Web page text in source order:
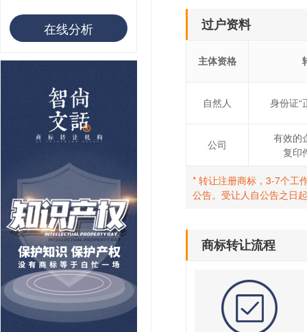
用户 S**19 购买 T***
用户 S**22 购买 茶***
在线分析 过户资料
主体资格
自然人 身份证“
公司
有效的
复印
* 转让注册商标，3-7个工
公告。受让人自公告之日
商标转让流程